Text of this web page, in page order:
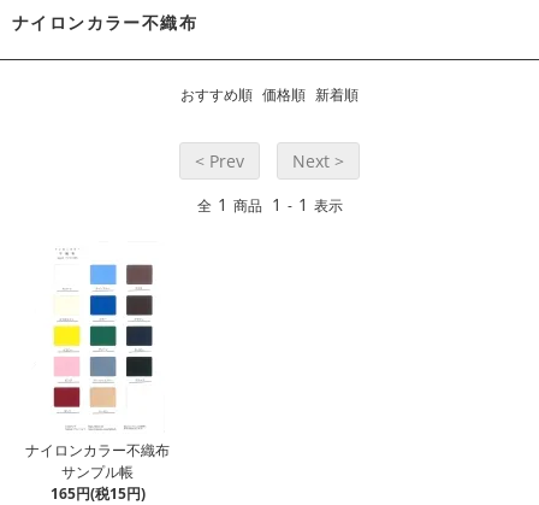
ナイロンカラー不織布
おすすめ順 価格順 新着順
< Prev Next >
全 1 商品 1 - 1 表示
ナイロンカラー不織布
サンプル帳
165円(税15円)